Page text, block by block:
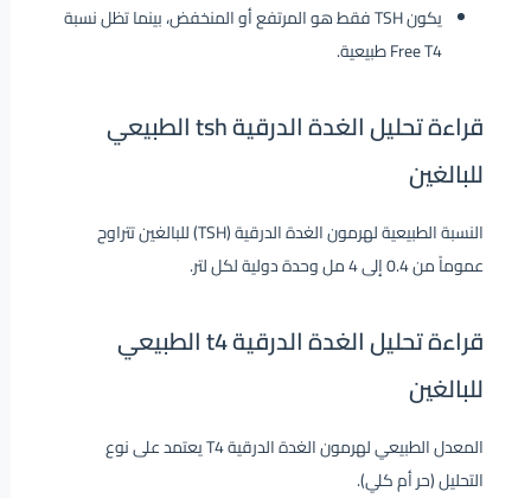
يكون TSH فقط هو المرتفع أو المنخفض، بينما تظل نسبة
Free T4 طبيعية.
قراءة تحليل الغدة الدرقية tsh الطبيعي
للبالغين
النسبة الطبيعية لهرمون الغدة الدرقية (TSH) للبالغين تتراوح
عموماً من 0.4 إلى 4 مل وحدة دولية لكل لتر.
قراءة تحليل الغدة الدرقية t4 الطبيعي
للبالغين
المعدل الطبيعي لهرمون الغدة الدرقية T4 يعتمد على نوع
التحليل (حر أم كلي).